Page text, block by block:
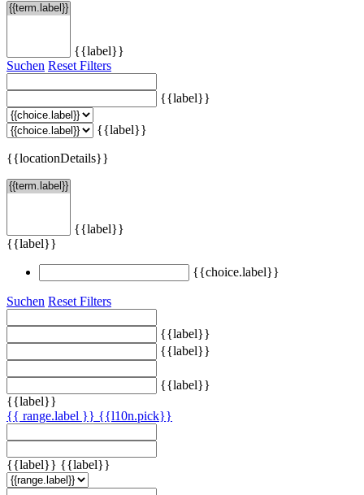
{{label}}
Suchen Reset Filters
{{label}}
{{label}}
{{locationDetails}}
{{label}}
{{label}}
{{choice.label}}
Suchen Reset Filters
{{label}}
{{label}}
{{label}}
{{label}}
{{ range.label }} {{l10n.pick}}
{{label}} {{label}}